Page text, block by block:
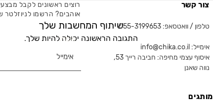
שיתוף המחשבות שלך
התגובה הראשונה יכולה להיות שלך.
רוצים ראשונים לקבל
אוהבים? הרשמו לניוזלטר
אימייל
צור קשר
טלפון / וואטסאפ: 055-3199653
אימייל: info@chika.co.il
איסוף עצמי מחיפה: חביבה רייך 53,
נווה שאנן
מותגים